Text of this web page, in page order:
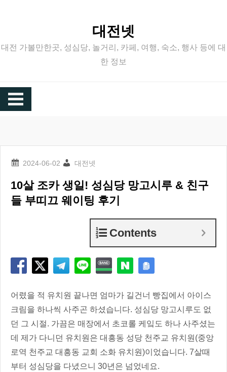
대전넷
대전 가볼만한곳, 성심당, 놀거리, 카페, 여행, 숙소, 행사 등에 대
한 정보
대전넷
10살 조카 생일! 성심당 망고시루 & 친구
들 부띠끄 웨이팅 후기
Contents
어렸을 적 유치원 끝나면 엄마가 길건너 빵집에서 아이스
크림을 하나씩 사주곤 하셨습니다. 성심당 망고시루도 없
던 그 시절. 가끔은 매장에서 초코롤 케잌도 하나 사주셨는
데 제가 다니던 유치원은 대흥동 성당 천주교 유치원(중앙
로역 천주교 대흥동 교회 소화 유치원)이었습니다. 7살때
부터 성심당을 다녔으니 30년은 넘었네요.